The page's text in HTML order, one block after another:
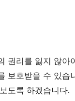
권리를 잃지 않아
보호받을 수 있습
도록 하겠습니다.